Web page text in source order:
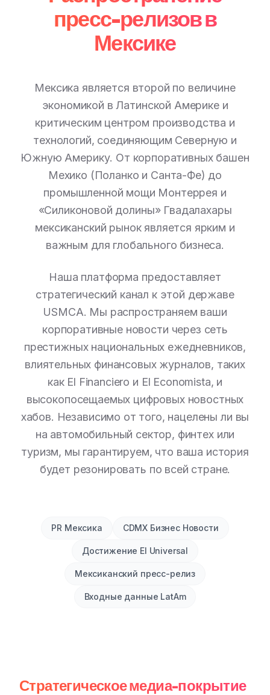
пресс-релизов в
Мексике
Мексика является второй по величине
экономикой в Латинской Америке и
критическим центром производства и
технологий, соединяющим Северную и
Южную Америку. От корпоративных башен
Мехико (Поланко и Санта-Фе) до
промышленной мощи Монтеррея и
«Силиконовой долины» Гвадалахары
мексиканский рынок является ярким и
важным для глобального бизнеса.
Наша платформа предоставляет
стратегический канал к этой державе
USMCA. Мы распространяем ваши
корпоративные новости через сеть
престижных национальных ежедневников,
влиятельных финансовых журналов, таких
как El Financiero и El Economista, и
высокопосещаемых цифровых новостных
хабов. Независимо от того, нацелены ли вы
на автомобильный сектор, финтех или
туризм, мы гарантируем, что ваша история
будет резонировать по всей стране.
PR Мексика CDMX Бизнес Новости
Достижение El Universal
Мексиканский пресс-релиз
Входные данные LatAm
Стратегическое медиа-покрытие